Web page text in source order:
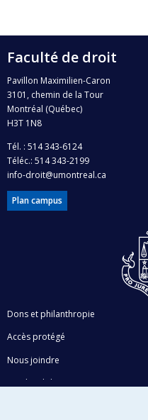
Faculté de droit
Pavillon Maximilien-Caron
3101, chemin de la Tour
Montréal (Québec)
H3T 1N8
Tél. : 514 343-6124
Téléc.: 514 343-2199
info-droit@umontreal.ca
Plan campus
Dons et philanthropie
Accès protégé
Nous joindre
Facebook |